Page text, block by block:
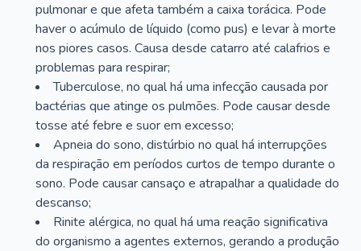
pulmonar e que afeta também a caixa torácica. Pode
haver o acúmulo de líquido (como pus) e levar à morte
nos piores casos. Causa desde catarro até calafrios e
problemas para respirar;
Tuberculose, no qual há uma infecção causada por
bactérias que atinge os pulmões. Pode causar desde
tosse até febre e suor em excesso;
Apneia do sono, distúrbio no qual há interrupções
da respiração em períodos curtos de tempo durante o
sono. Pode causar cansaço e atrapalhar a qualidade do
descanso;
Rinite alérgica, no qual há uma reação significativa
do organismo a agentes externos, gerando a produção